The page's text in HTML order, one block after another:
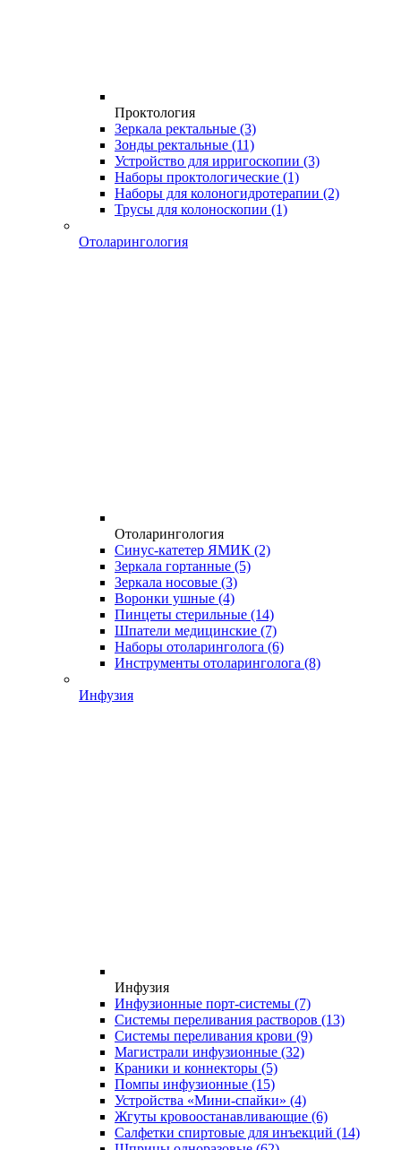
Проктология
Зеркала ректальные (3)
Зонды ректальные (11)
Устройство для ирригоскопии (3)
Наборы проктологические (1)
Наборы для колоногидротерапии (2)
Трусы для колоноскопии (1)
Отоларингология
Отоларингология
Синус-катетер ЯМИК (2)
Зеркала гортанные (5)
Зеркала носовые (3)
Воронки ушные (4)
Пинцеты стерильные (14)
Шпатели медицинские (7)
Наборы отоларинголога (6)
Инструменты отоларинголога (8)
Инфузия
Инфузия
Инфузионные порт-системы (7)
Системы переливания растворов (13)
Системы переливания крови (9)
Магистрали инфузионные (32)
Краники и коннекторы (5)
Помпы инфузионные (15)
Устройства «Мини-спайки» (4)
Жгуты кровоостанавливающие (6)
Салфетки спиртовые для инъекций (14)